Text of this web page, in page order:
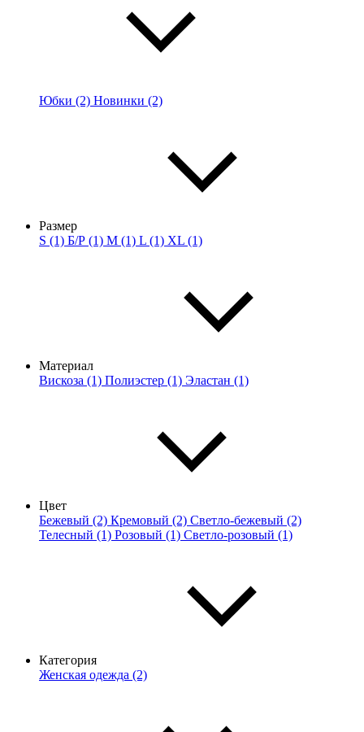
Юбки (2) Новинки (2)
Размер
S (1) Б/Р (1) M (1) L (1) XL (1)
Материал
Вискоза (1) Полиэстер (1) Эластан (1)
Цвет
Бежевый (2) Кремовый (2) Светло-бежевый (2)
Телесный (1) Розовый (1) Светло-розовый (1)
Категория
Женская одежда (2)